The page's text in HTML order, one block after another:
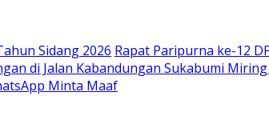
Sidang 2026 Rapat Paripurna ke-12
di Jalan Kabandungan Sukabumi
Minta Maaf